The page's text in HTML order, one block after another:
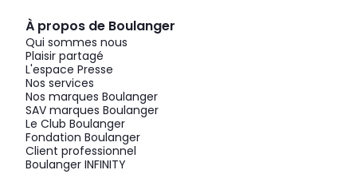
À propos de Boulanger
Qui sommes nous
Plaisir partagé
L'espace Presse
Nos services
Nos marques Boulanger
SAV marques Boulanger
Le Club Boulanger
Fondation Boulanger
Client professionnel
Boulanger INFINITY